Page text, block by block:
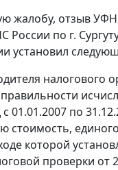
жалобу, отзыв
России по г.
установил
налогового
01.01.2007 по
стоимость,
которой
проверки от